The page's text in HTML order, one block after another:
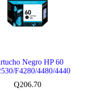
Negro HP 60
F4280/4480/4440
Q206.70